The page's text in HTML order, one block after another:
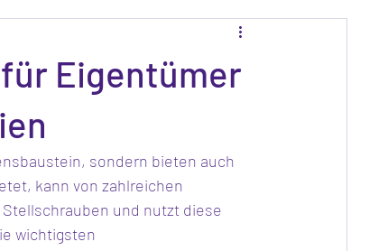
Eigentümer
sondern bieten auch
kann von zahlreichen
und nutzt diese
wichtigsten